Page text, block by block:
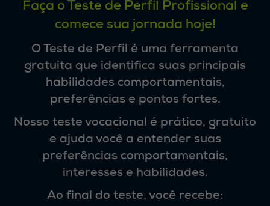
Faça o Teste de Perfil Profissional e
comece sua jornada hoje!
O Teste de Perfil é uma ferramenta
gratuita que identifica suas principais
habilidades comportamentais,
preferências e pontos fortes.
Nosso teste vocacional é prático, gratuito
e ajuda você a entender suas
preferências comportamentais,
interesses e habilidades.
Ao final do teste, você recebe: